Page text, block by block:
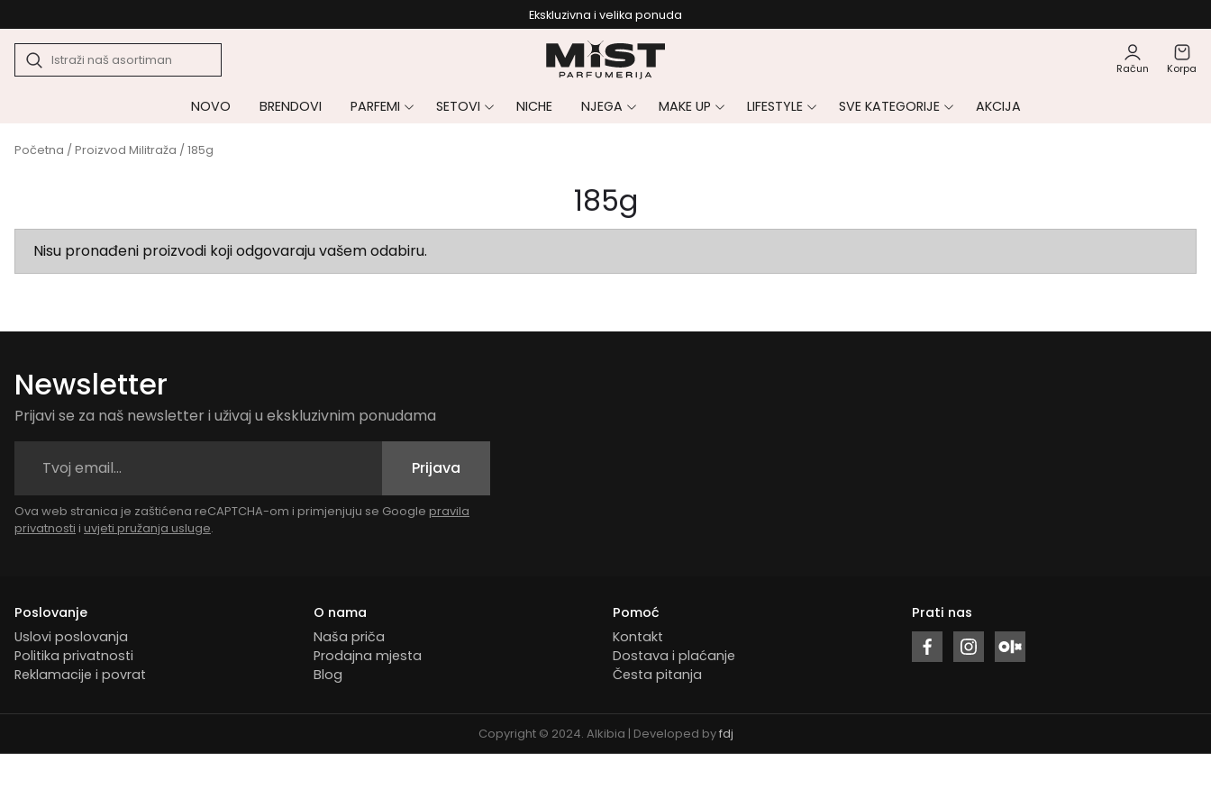
Ekskluzivna i velika ponuda
Račun Korpa
NOVO BRENDOVI PARFEMI SETOVI NICHE NJEGA MAKE UP LIFESTYLE SVE KATEGORIJE AKCIJA
Početna / Proizvod Militraža / 185g
185g
Nisu pronađeni proizvodi koji odgovaraju vašem odabiru.
Newsletter
Prijavi se za naš newsletter i uživaj u ekskluzivnim ponudama
Prijava
Ova web stranica je zaštićena reCAPTCHA-om i primjenjuju se Google pravila
privatnosti i uvjeti pružanja usluge.
Poslovanje
Uslovi poslovanja
Politika privatnosti
Reklamacije i povrat
O nama
Naša priča
Prodajna mjesta
Blog
Pomoć
Kontakt
Dostava i plaćanje
Česta pitanja
Prati nas
Copyright © 2024. Alkibia | Developed byfdj